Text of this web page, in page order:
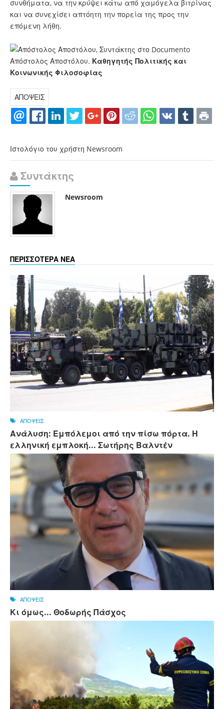
συνθήματα, να την κρύψει κάτω από χαμόγελα βιτρίνας
και να συνεχίσει απτόητη την πορεία της προς την
επόμενη λήθη.
Απόστολος Αποστόλου. Καθηγητής Πολιτικής και
Κοινωνικής Φιλοσοφίας
ΑΠΟΨΕΙΣ
Ιστολόγιο του χρήστη Newsroom
Συντάκτης
Newsroom
ΠΕΡΙΣΣΟΤΕΡΑ ΝΕΑ
ΑΠΟΨΕΙΣ
Ανάλυση: Εμπόλεμοι από την πίσω πόρτα. Η
ελληνική εμπλοκή... Σωτήρης Βαλντέν
ΑΠΟΨΕΙΣ
Κι όμως... Θοδωρής Πάσχος